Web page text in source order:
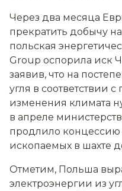
Через два месяца
прекратить добычу
польская
Group оспорила иск
заявив, что на
угля в соответствии
изменения климата
в апреле
продлило концессию
ископаемых в шахте
Отметим, Польша
электроэнергии из